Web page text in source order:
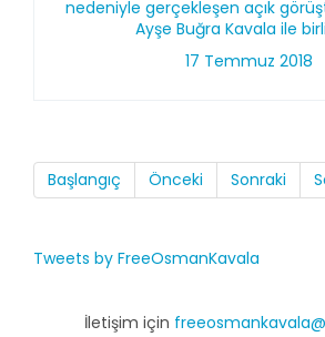
nedeniyle gerçekleşen açık
Ayşe Buğra Kavala ile
17 Temmuz 2018
Başlangıç Önceki Sonraki
Tweets by FreeOsmanKavala
İletişim için